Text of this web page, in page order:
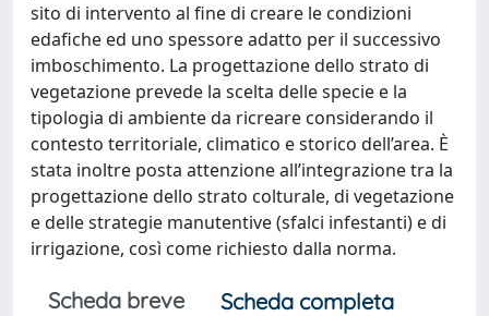
sito di intervento al fine di creare le condizioni
edafiche ed uno spessore adatto per il successivo
imboschimento. La progettazione dello strato di
vegetazione prevede la scelta delle specie e la
tipologia di ambiente da ricreare considerando il
contesto territoriale, climatico e storico dell’area. È
stata inoltre posta attenzione all’integrazione tra la
progettazione dello strato colturale, di vegetazione
e delle strategie manutentive (sfalci infestanti) e di
irrigazione, così come richiesto dalla norma.
Scheda breve
Scheda completa